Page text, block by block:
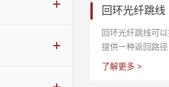
回环光纤跳线
回环光纤跳线可
提供一种返回路
于测试目的还是
了解更多 >